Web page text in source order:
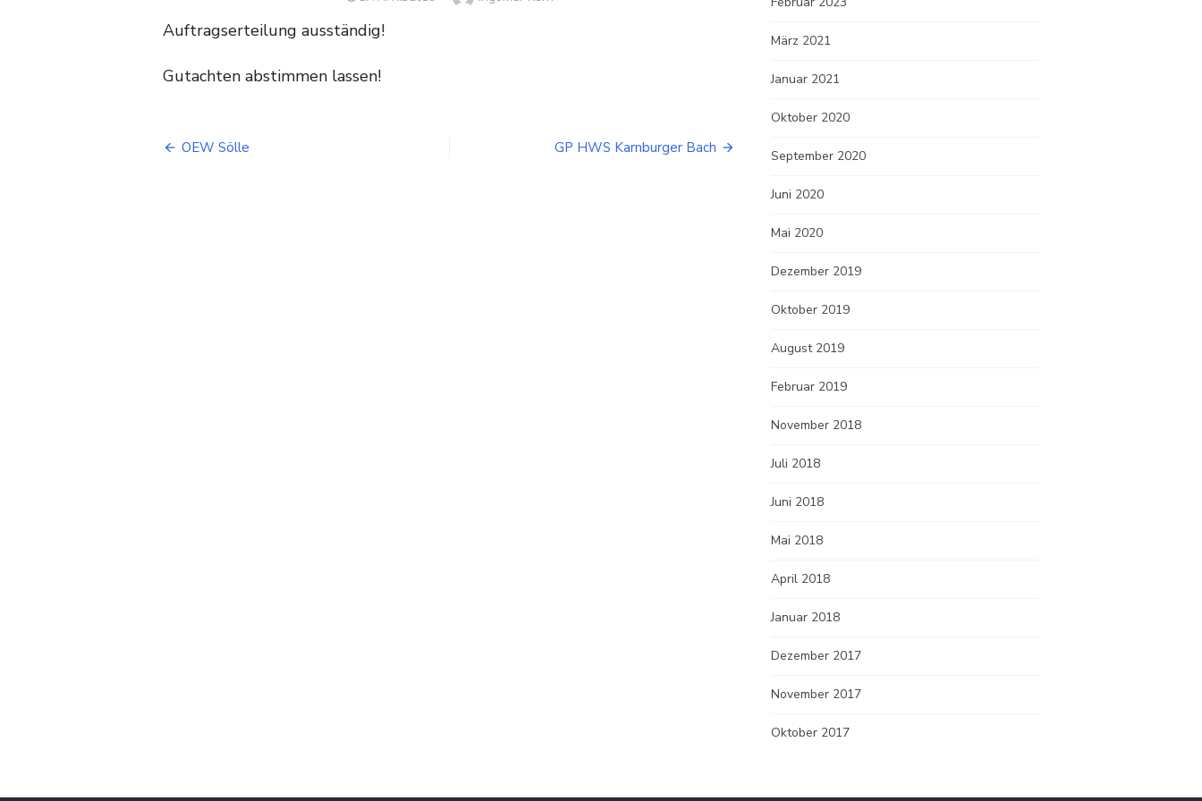
Auftragserteilung ausständig!
Gutachten abstimmen lassen!
Beitragsnavigation
OEW Sölle GP HWS Karnburger Bach
März 2021
Januar 2021
Oktober 2020
September 2020
Juni 2020
Mai 2020
Dezember 2019
Oktober 2019
August 2019
Februar 2019
November 2018
Juli 2018
Juni 2018
Mai 2018
April 2018
Januar 2018
Dezember 2017
November 2017
Oktober 2017